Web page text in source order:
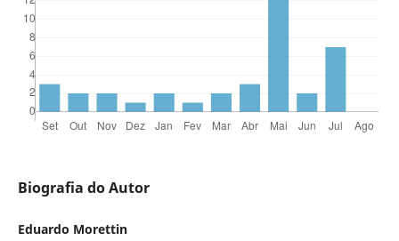
Biografia do Autor
Eduardo Morettin